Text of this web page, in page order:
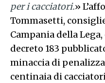
per i cacciatori.»
Tommasetti,
Campania della
decreto 183
minaccia di
centinaia di